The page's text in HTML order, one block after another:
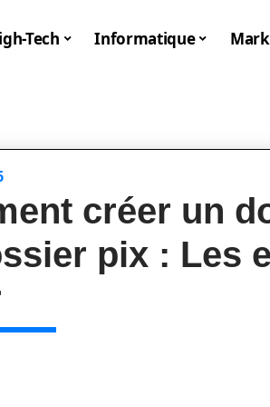
Tech Informatique
créer un
pix : Les